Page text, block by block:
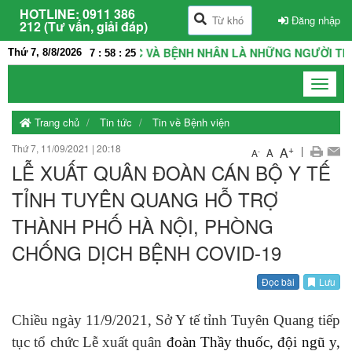
HOTLINE: 0911 386
212 (Tư vấn, giải đáp) Đăng nhập
Thứ 7, 8/8/2026 7 : 58 : 25
THẦY THUỐC VÀ BỆNH NHÂN LÀ NHỮNG NGƯỜI THÂN
Toggle
Trang chủ
Tin tức Tin về Bệnh viện
Thứ 7, 11/09/2021 | 20:18 A- A A+ |
LỄ XUẤT QUÂN ĐOÀN CÁN BỘ Y TẾ
TỈNH TUYÊN QUANG HỖ TRỢ
THÀNH PHỐ HÀ NỘI, PHÒNG
CHỐNG DỊCH BỆNH COVID-19
Đọc bài Lưu
Chiều ngày 11/9/2021, Sở Y tế tỉnh Tuyên Quang tiếp
tục tổ chức Lễ xuất quân đoàn Thầy thuốc, đội ngũ y,